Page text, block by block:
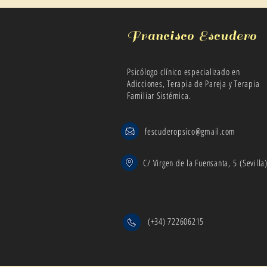
Francisco Escudero
Psicólogo clínico especializado en
Adicciones, Terapia de Pareja y Terapia
Familiar Sistémica.
fescuderopsico@gmail.com
C/ Virgen de la Fuensanta, 5 (Sevilla)
(+34) 722606215